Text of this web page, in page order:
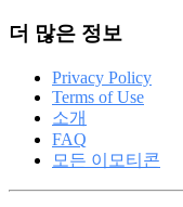
더 많은 정보
Privacy Policy
Terms of Use
소개
FAQ
모든 이모티콘